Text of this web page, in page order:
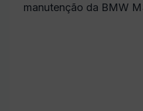
manutenção da BMW